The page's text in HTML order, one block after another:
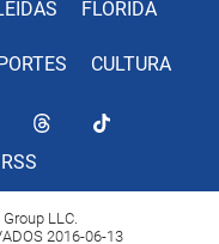
FLORIDA
CULTURA
RSS
LLC.
2016-06-13